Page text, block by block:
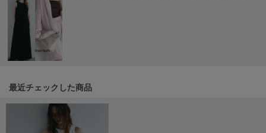
LAATO
ラート
le coq sportif
ルコックスポルティフ
最近チェックした商品